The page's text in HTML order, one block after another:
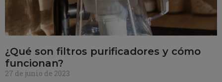
¿Qué son filtros purificadores y cómo
funcionan?
27 de junio de 2023